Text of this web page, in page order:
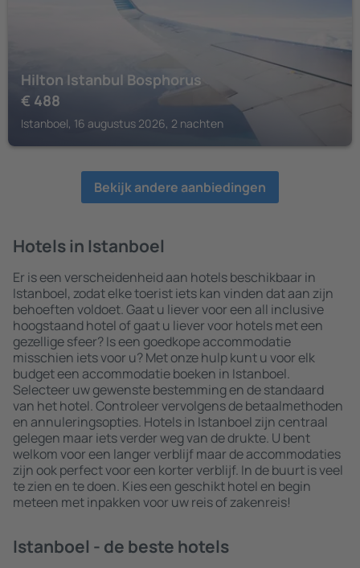
Hilton Istanbul Bosphorus
€ 488
Istanboel, 16 augustus 2026, 2 nachten
Bekijk andere aanbiedingen
Hotels in Istanboel
Er is een verscheidenheid aan hotels beschikbaar in
Istanboel, zodat elke toerist iets kan vinden dat aan zijn
behoeften voldoet. Gaat u liever voor een all inclusive
hoogstaand hotel of gaat u liever voor hotels met een
gezellige sfeer? Is een goedkope accommodatie
misschien iets voor u? Met onze hulp kunt u voor elk
budget een accommodatie boeken in Istanboel.
Selecteer uw gewenste bestemming en de standaard
van het hotel. Controleer vervolgens de betaalmethoden
en annuleringsopties. Hotels in Istanboel zijn centraal
gelegen maar iets verder weg van de drukte. U bent
welkom voor een langer verblijf maar de accommodaties
zijn ook perfect voor een korter verblijf. In de buurt is veel
te zien en te doen. Kies een geschikt hotel en begin
meteen met inpakken voor uw reis of zakenreis!
Istanboel - de beste hotels